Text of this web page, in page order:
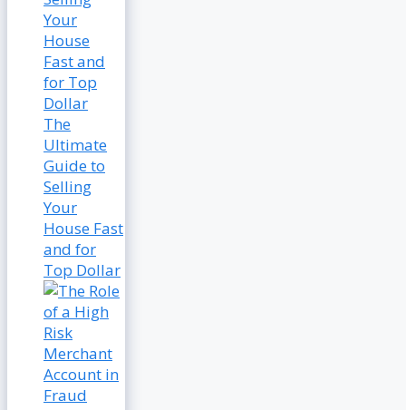
The
Ultimate
Guide to
Selling
Your
House Fast
and for
Top Dollar